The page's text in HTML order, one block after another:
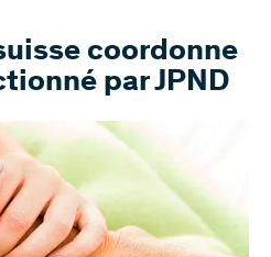
coordonne
par JPND